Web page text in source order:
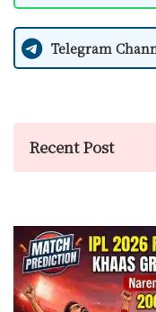
Telegram
Recent Post